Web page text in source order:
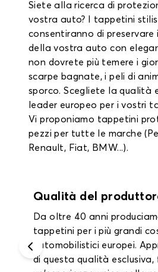
Siete alla ricerca di
vostra auto? I tappetini
consentiranno di preservare
della vostra auto con
non dovrete più temere i
scarpe bagnate, i peli di
sporco. Scegliete la qualità
leader europeo per i vostri
Vi proponiamo tappetini
pezzi per tutte le marche
Renault, Fiat, BMW...).
Garanzia fino a 2
Approfitta di una garanzia
tutti i tappetini interni e i
bagagliaio e fino a 2 anni